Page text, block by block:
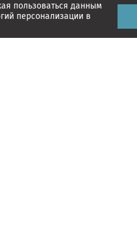
пользоваться данным
персонализации в